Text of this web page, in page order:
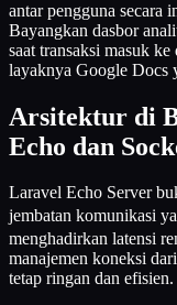
antar pengguna secara
Bayangkan dasbor
saat transaksi masuk
layaknya Google Docs
Arsitektur di
Echo dan
Laravel Echo Server
jembatan komunikasi
menghadirkan latensi
manajemen koneksi
tetap ringan dan efisien.